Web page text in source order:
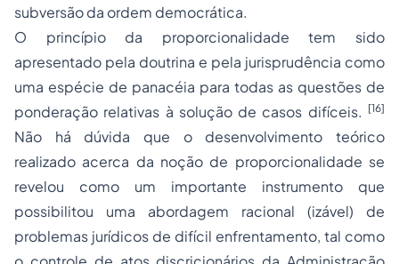
subversão da ordem democrática.
O princípio da proporcionalidade tem sido
apresentado pela doutrina e pela jurisprudência como
uma espécie de panacéia para todas as questões de
ponderação relativas à solução de casos difíceis. [16]
Não há dúvida que o desenvolvimento teórico
realizado acerca da noção de proporcionalidade se
revelou como um importante instrumento que
possibilitou uma abordagem racional (izável) de
problemas jurídicos de difícil enfrentamento, tal como